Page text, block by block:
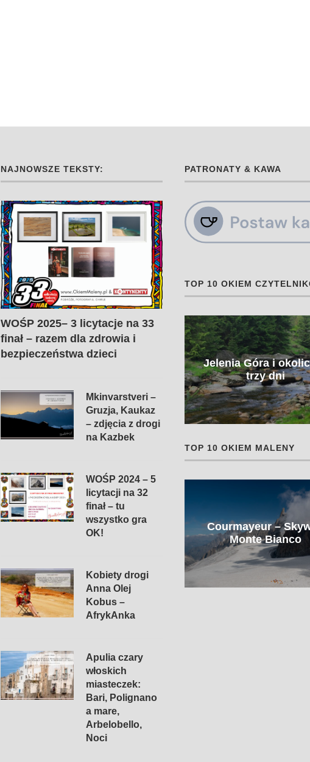
NAJNOWSZE TEKSTY:
WOŚP 2025– 3 licytacje na 33
finał – razem dla zdrowia i
bezpieczeństwa dzieci
Mkinvarstveri –
Gruzja, Kaukaz
– zdjęcia z drogi
na Kazbek
WOŚP 2024 – 5
licytacji na 32
finał – tu
wszystko gra
OK!
Kobiety drogi
Anna Olej
Kobus –
AfrykAnka
Apulia czary
włoskich
miasteczek:
Bari, Polignano
a mare,
Arbelobello,
Noci
PATRONATY & KAWA
TOP 10 OKIEM
Jelenia Góra i
trzy dni
TOP 10 OKIEM MALENY
Senne Sarajewo, hordy
psów i niebiańska
Courmayeur –
Monte Bianco